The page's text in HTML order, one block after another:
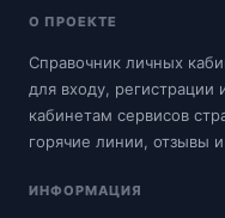
О ПРОЕКТЕ
Справочник личных
для входу, регистрации
кабинетам сервисов
горячие линии, отзывы
ИНФОРМАЦИЯ